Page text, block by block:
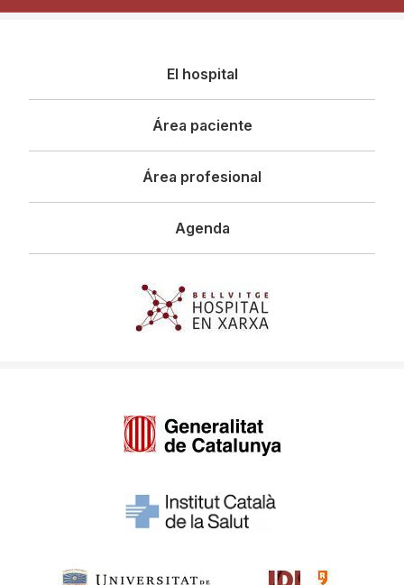
principal
El hospital
Área paciente
Área profesional
Agenda